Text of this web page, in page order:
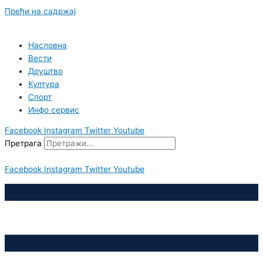
Пређи на садржај
Насловна
Вести
Друштво
Култура
Спорт
Инфо сервис
Facebook Instagram Twitter Youtube
Претрага
Facebook Instagram Twitter Youtube